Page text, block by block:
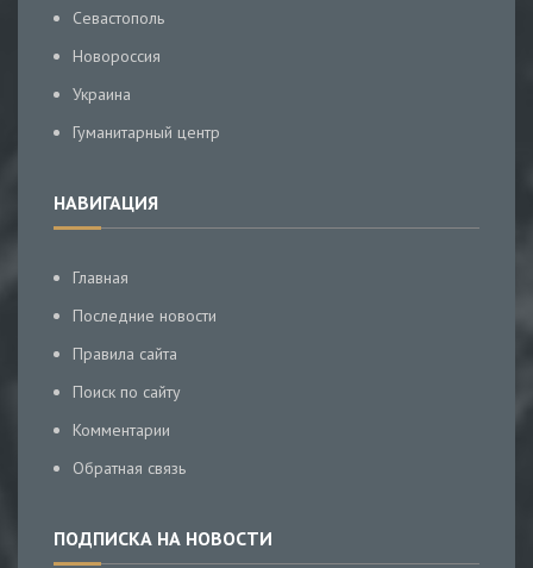
Севастополь
Новороссия
Украина
Гуманитарный центр
НАВИГАЦИЯ
Главная
Последние новости
Правила сайта
Поиск по сайту
Комментарии
Обратная связь
ПОДПИСКА НА НОВОСТИ